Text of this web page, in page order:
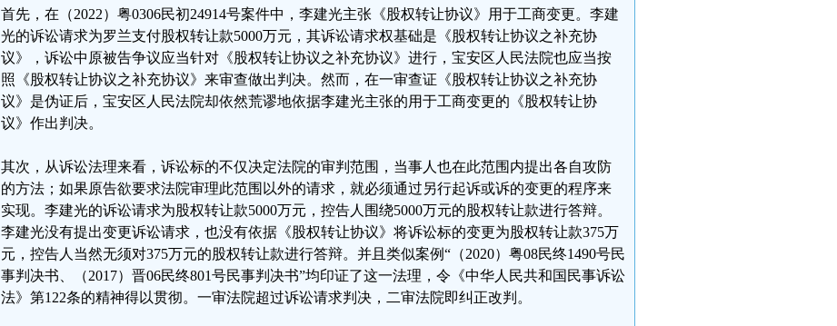
首先，在（2022）粤0306民初24914号案件中，李建光主张《股权转让协议》用于工商变更。李建
光的诉讼请求为罗兰支付股权转让款5000万元，其诉讼请求权基础是《股权转让协议之补充协
议》，诉讼中原被告争议应当针对《股权转让协议之补充协议》进行，宝安区人民法院也应当按
照《股权转让协议之补充协议》来审查做出判决。然而，在一审查证《股权转让协议之补充协
议》是伪证后，宝安区人民法院却依然荒谬地依据李建光主张的用于工商变更的《股权转让协
议》作出判决。
其次，从诉讼法理来看，诉讼标的不仅决定法院的审判范围，当事人也在此范围内提出各自攻防
的方法；如果原告欲要求法院审理此范围以外的请求，就必须通过另行起诉或诉的变更的程序来
实现。李建光的诉讼请求为股权转让款5000万元，控告人围绕5000万元的股权转让款进行答辩。
李建光没有提出变更诉讼请求，也没有依据《股权转让协议》将诉讼标的变更为股权转让款375万
元，控告人当然无须对375万元的股权转让款进行答辩。并且类似案例“（2020）粤08民终1490号民
事判决书、（2017）晋06民终801号民事判决书”均印证了这一法理，令《中华人民共和国民事诉讼
法》第122条的精神得以贯彻。一审法院超过诉讼请求判决，二审法院即纠正改判。